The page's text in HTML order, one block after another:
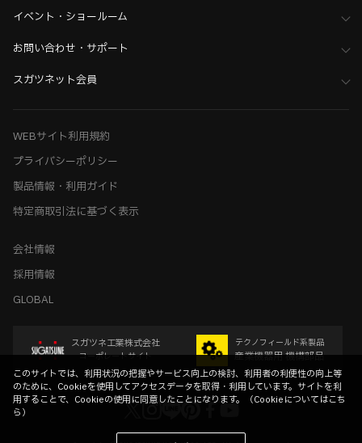
イベント・ショールーム
お問い合わせ・サポート
スガツネット会員
WEBサイト利用規約
プライバシーポリシー
製品情報・利用ガイド
特定商取引法に基づく表示
会社情報
採用情報
GLOBAL
スガツネ工業株式会社
コーポレートサイト
テクノフィールド系製品
産業機器用 機構部品
このサイトでは、利用状況の把握やサービス向上の検討、利用者の利便性の向上等
のために、Cookieを使用してアクセスデータを取得・利用しています。サイトを利
用することで、Cookieの使用に同意したことになります。（Cookieについてはこち
ら）